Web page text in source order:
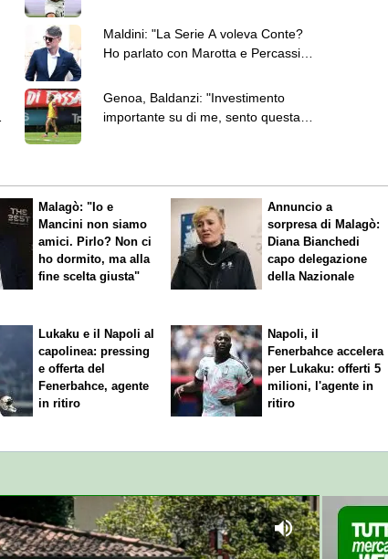
Maldini: "La Serie A voleva Conte?
Ho parlato con Marotta e Percassi,
Genoa, Baldanzi: "Investimento
importante su di me, sento questa
Malagò: "Io e
Mancini non siamo
amici. Pirlo? Non ci
ho dormito, ma alla
fine scelta giusta"
Annuncio a
sorpresa di Malagò:
Diana Bianchedi
capo delegazione
della Nazionale
Lukaku e il Napoli al
capolinea: pressing
e offerta del
Fenerbahce, agente
in ritiro
Napoli, il
Fenerbahce accelera
per Lukaku: offerti 5
milioni, l'agente in
ritiro